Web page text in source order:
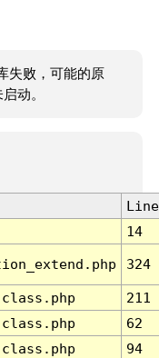
失败，可能的原
动。
Line
14
324
211
62
94